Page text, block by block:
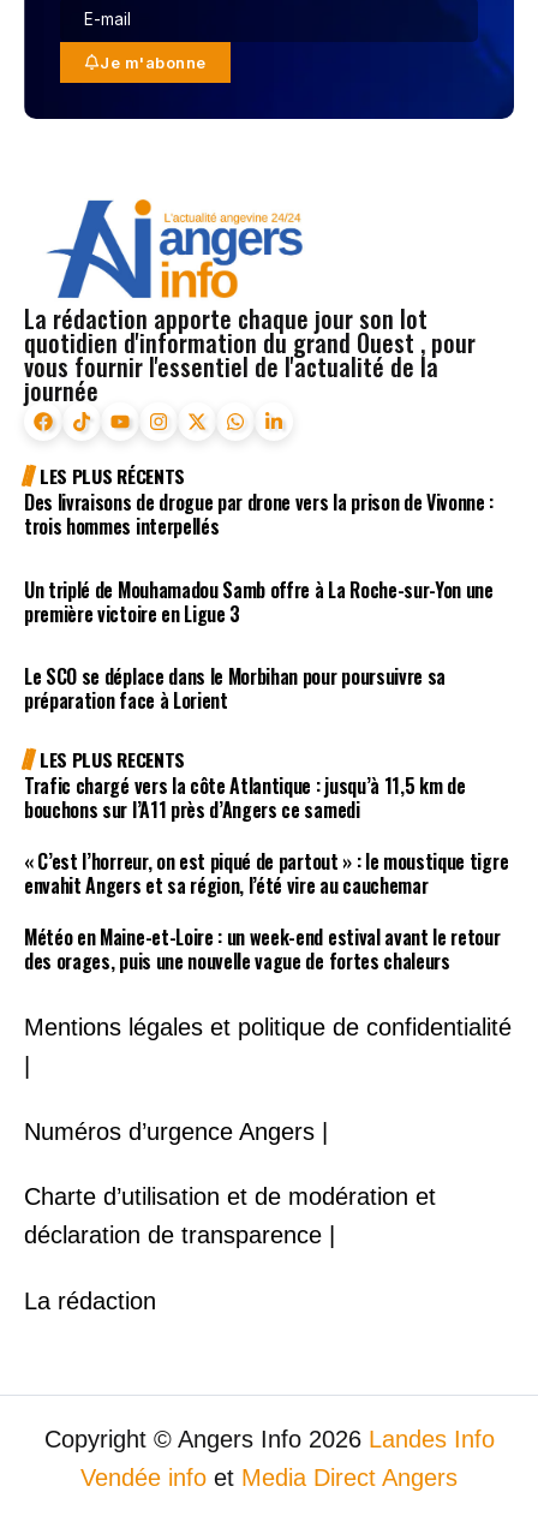
Je m'abonne
La rédaction apporte chaque jour son lot
quotidien d'information du grand Ouest , pour
vous fournir l'essentiel de l'actualité de la
journée
LES PLUS RÉCENTS
Des livraisons de drogue par drone vers la prison de Vivonne :
trois hommes interpellés
Un triplé de Mouhamadou Samb offre à La Roche-sur-Yon une
première victoire en Ligue 3
Le SCO se déplace dans le Morbihan pour poursuivre sa
préparation face à Lorient
LES PLUS RECENTS
Trafic chargé vers la côte Atlantique : jusqu’à 11,5 km de
bouchons sur l’A11 près d’Angers ce samedi
« C’est l’horreur, on est piqué de partout » : le moustique tigre
envahit Angers et sa région, l’été vire au cauchemar
Météo en Maine-et-Loire : un week-end estival avant le retour
des orages, puis une nouvelle vague de fortes chaleurs
Mentions légales et politique de confidentialité
Numéros d’urgence Angers |
Charte d’utilisation et de modération et
déclaration de transparence |
La rédaction
Copyright © Angers Info 2026 Landes Info
Vendée info et Media Direct Angers